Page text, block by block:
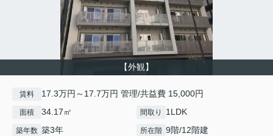
【外観】
賃料 17.3万円～17.7万円 管理/共益費 15,000円
面積 34.17㎡ 間取り 1LDK
築年数 築3年 所在階 9階/12階建